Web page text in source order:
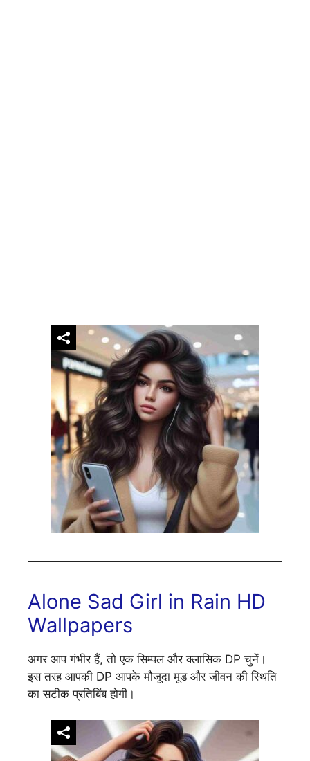
Alone Sad Girl in Rain HD
Wallpapers
अगर आप गंभीर हैं, तो एक सिम्पल और क्लासिक DP चुनें।
इस तरह आपकी DP आपके मौजूदा मूड और जीवन की स्थिति
का सटीक प्रतिबिंब होगी।